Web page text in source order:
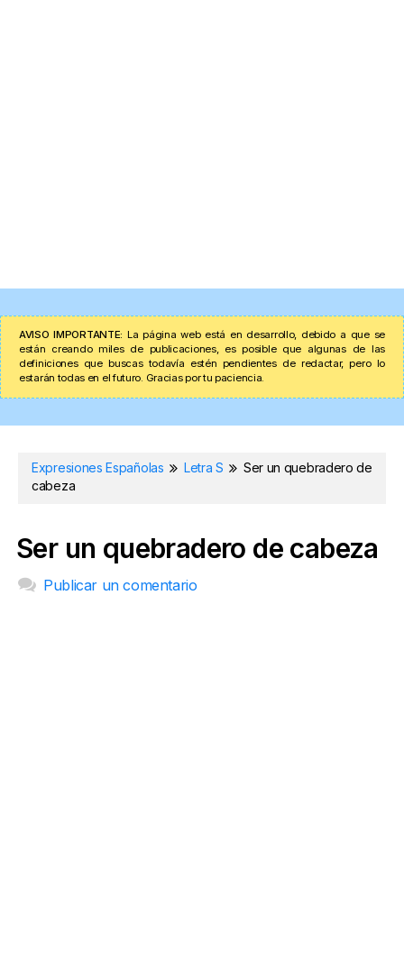
AVISO IMPORTANTE: La página web está en desarrollo, debido a que se
están creando miles de publicaciones, es posible que algunas de las
definiciones que buscas todavía estén pendientes de redactar, pero lo
estarán todas en el futuro. Gracias por tu paciencia.
Expresiones Españolas Letra S
Ser un quebradero de
cabeza
Ser un quebradero de cabeza
Publicar un comentario